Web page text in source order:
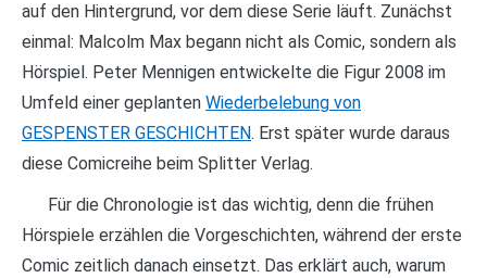
auf den Hintergrund, vor dem diese Serie läuft. Zunächst
einmal: Malcolm Max begann nicht als Comic, sondern als
Hörspiel. Peter Mennigen entwickelte die Figur 2008 im
Umfeld einer geplanten Wiederbelebung von
GESPENSTER GESCHICHTEN. Erst später wurde daraus
diese Comicreihe beim Splitter Verlag.
Für die Chronologie ist das wichtig, denn die frühen
Hörspiele erzählen die Vorgeschichten, während der erste
Comic zeitlich danach einsetzt. Das erklärt auch, warum